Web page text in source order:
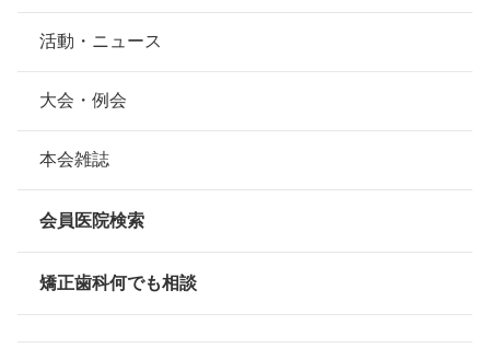
基本理念
組織について
本会の歴史
情報公開
安心して治療を受けていただくための「6つの指針」
安心できる矯正歯科治療契約のための「7つの提言」
矯正歯科治療について
活動・ニュース
大会・例会
本会雑誌
会員医院検索
矯正歯科何でも相談
公開日：2024年06月10日（月）